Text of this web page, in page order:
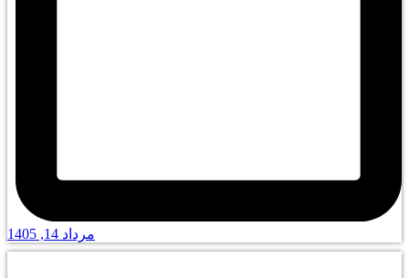
مرداد 14, 1405